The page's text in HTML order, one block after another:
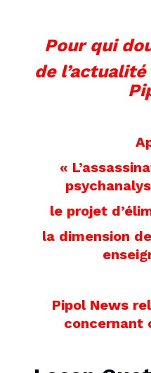
Pour qui
de l’actualité
«
le projet
la dimension
Pipol News
concernant